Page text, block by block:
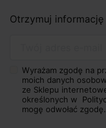
Otrzymuj
Wyrażam zgodę na
moich danych
ze Sklepu
określonych w
mogę odwołać zgodę.